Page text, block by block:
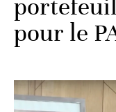
pour le